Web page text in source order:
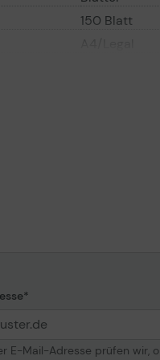
150 Blatt
und
mm)/A4 (210
E-Mail-Adresse prüfen wir,